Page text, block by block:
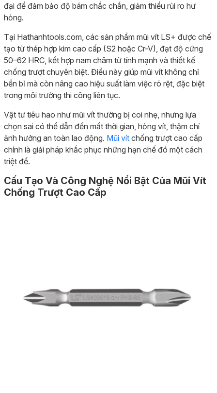
đại để đảm bảo độ bám chắc chắn, giảm thiểu rủi ro hư
hỏng.
Tại Hathanhtools.com, các sản phẩm mũi vít LS+ được chế
tạo từ thép hợp kim cao cấp (S2 hoặc Cr-V), đạt độ cứng
50–62 HRC, kết hợp nam châm từ tính mạnh và thiết kế
chống trượt chuyên biệt. Điều này giúp mũi vít không chỉ
bền bỉ mà còn nâng cao hiệu suất làm việc rõ rệt, đặc biệt
trong môi trường thi công liên tục.
Vật tư tiêu hao như mũi vít thường bị coi nhẹ, nhưng lựa
chọn sai có thể dẫn đến mất thời gian, hỏng vít, thậm chí
ảnh hưởng an toàn lao động. Mũi vít chống trượt cao cấp
chính là giải pháp khắc phục những hạn chế đó một cách
triệt để.
Cấu Tạo Và Công Nghệ Nổi Bật Của Mũi Vít
Chống Trượt Cao Cấp